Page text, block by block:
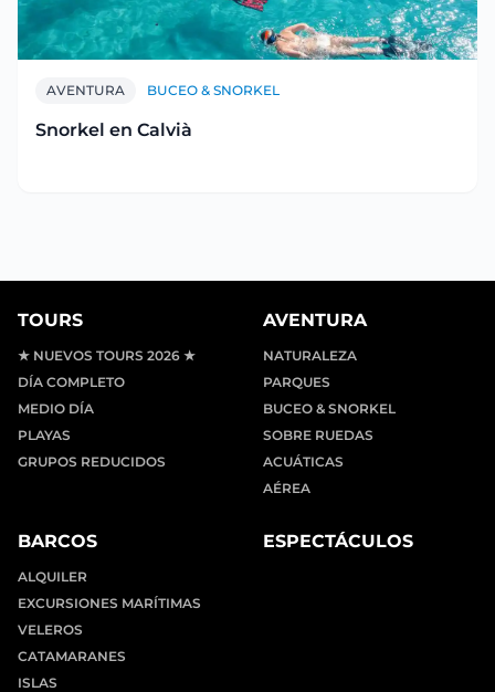
AVENTURA BUCEO & SNORKEL
Snorkel en Calvià
TOURS
★ NUEVOS TOURS 2026 ★
DÍA COMPLETO
MEDIO DÍA
PLAYAS
GRUPOS REDUCIDOS
AVENTURA
NATURALEZA
PARQUES
BUCEO & SNORKEL
SOBRE RUEDAS
ACUÁTICAS
AÉREA
BARCOS
ALQUILER
EXCURSIONES MARÍTIMAS
VELEROS
CATAMARANES
ISLAS
ESPECTÁCULOS